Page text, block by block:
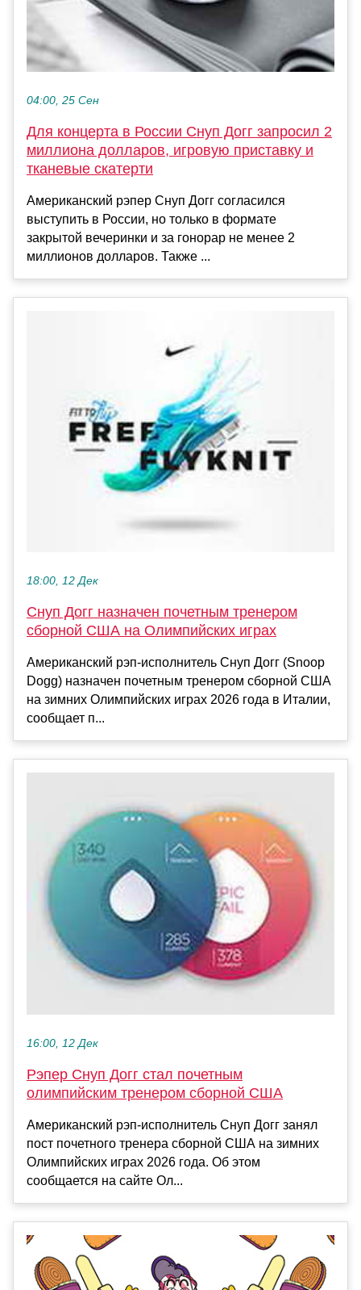
04:00, 25 Сен
Для концерта в России Снуп Догг запросил 2
миллиона долларов, игровую приставку и
тканевые скатерти
Американский рэпер Снуп Догг согласился
выступить в России, но только в формате
закрытой вечеринки и за гонорар не менее 2
миллионов долларов. Также ...
18:00, 12 Дек
Снуп Догг назначен почетным тренером
сборной США на Олимпийских играх
Американский рэп‑исполнитель Снуп Догг (Snoop
Dogg) назначен почетным тренером сборной США
на зимних Олимпийских играх 2026 года в Италии,
сообщает п...
16:00, 12 Дек
Рэпер Снуп Догг стал почетным
олимпийским тренером сборной США
Американский рэп-исполнитель Снуп Догг занял
пост почетного тренера сборной США на зимних
Олимпийских играх 2026 года. Об этом
сообщается на сайте Ол...